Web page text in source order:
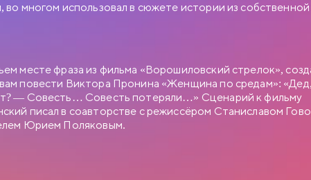
во многом использовал в сюжете истории из
месте фраза из фильма «Ворошиловский стрелок»,
повести Виктора Пронина «Женщина по средам»:
— Совесть… Совесть потеряли…» Сценарий к фильму
писал в соавторстве с режиссёром Станиславом
Юрием Поляковым.
РОМАН
МОСФИЛЬМА